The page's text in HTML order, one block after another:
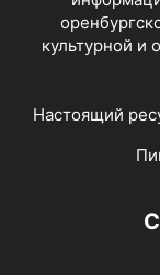
культурной и
Настоящий